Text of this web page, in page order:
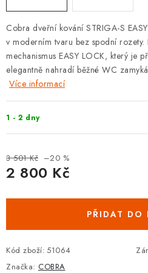
CYLINDRICKÉ VLOŽKY
VISACÍ ZÁMKY
ZÁMKY, PETLICE A ZÁVORY
SPECIÁLNÍ KOVÁNÍ
PRO POSUVNÉ DVEŘE
STAVEBNÍ POUZDRA
POKLADNIČKY NA ZÁMEK
Cobra dveřní kování STRIGA-S
v moderním tvaru bez spodní rozety.
mechanismus EASY LOCK, který je
elegantně nahradí běžné WC
Více informací
1 - 2 dny
3 501 Kč –20 %
2 800 Kč
PŘIDAT DO
Kód zboží: 51064
Značka: COBRA